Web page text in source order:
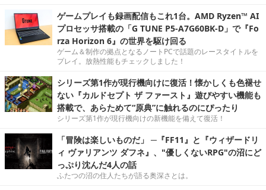
ゲームプレイも録画配信もこれ1台。AMD Ryzen™ AI
プロセッサ搭載の「G TUNE P5-A7G60BK-D」で『Fo
rza Horizon 6』の世界を駆け回る
ゲーム＆制作の拠点となるノートPCで話題のレースタイトルを
プレイ。放熱性能もチェックしました！
シリーズ第1作が現行機向けに復活！懐かしくも色褪せ
ない『カルドセプト ザ ファースト』遊びやすい機能も
搭載で、あらためて“原典”に触れるのにぴったり
シリーズ第1作が現行機向けの新機能を備えて復活！
「冒険は楽しいものだ」 ─『FF11』と『ウィザードリ
ィ ヴァリアンツ ダフネ』、"優しくないRPG"の沼にど
っぷり沈んだ4人の話
ふたつの沼の住人たちが語る奥深さとは。